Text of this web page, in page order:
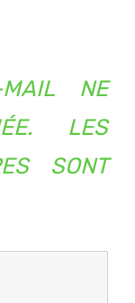
MAIL NE
LES
SONT